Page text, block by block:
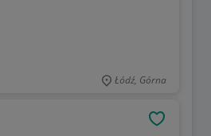
Łódź, Górna